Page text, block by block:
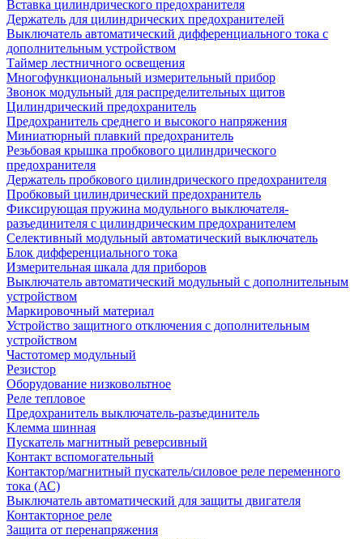
Вставка цилиндрического предохранителя
Держатель для цилиндрических предохранителей
Выключатель автоматический дифференциального тока с
дополнительным устройством
Таймер лестничного освещения
Многофункциональный измерительный прибор
Звонок модульный для распределительных щитов
Цилиндрический предохранитель
Предохранитель среднего и высокого напряжения
Миниатюрный плавкий предохранитель
Резьбовая крышка пробкового цилиндрического
предохранителя
Держатель пробкового цилиндрического предохранителя
Пробковый цилиндрический предохранитель
Фиксирующая пружина модульного выключателя-
разъединителя с цилиндрическим предохранителем
Селективный модульный автоматический выключатель
Блок дифференциального тока
Измерительная шкала для приборов
Выключатель автоматический модульный с дополнительным
устройством
Маркировочный материал
Устройство защитного отключения с дополнительным
устройством
Частотомер модульный
Резистор
Оборудование низковольтное
Реле тепловое
Предохранитель выключатель-разъединитель
Клемма шинная
Пускатель магнитный реверсивный
Контакт вспомогательный
Контактор/магнитный пускатель/силовое реле переменного
тока (АС)
Выключатель автоматический для защиты двигателя
Контакторное реле
Защита от перенапряжения